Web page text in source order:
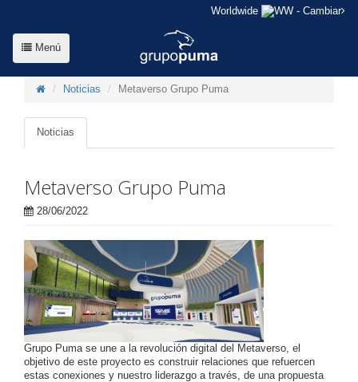
Worldwide - Cambiar
Menú
Noticias Metaverso Grupo Puma
Noticias
Metaverso Grupo Puma
28/06/2022
Grupo Puma se une a la revolución digital del Metaverso, el
objetivo de este proyecto es construir relaciones que refuercen
estas conexiones y nuestro liderazgo a través, de una propuesta